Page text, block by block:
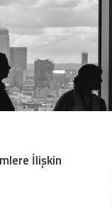
İlişkin